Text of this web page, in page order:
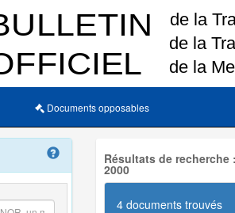
Documents opposables
Résultats de
2000
4 documents trouvés